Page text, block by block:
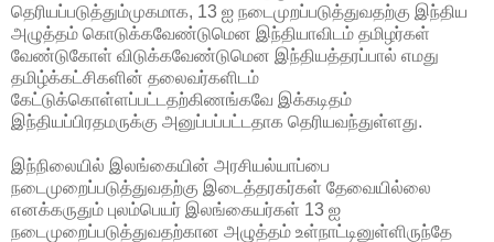
தெரியப்படுத்தும்முகமாக, 13 ஐ நடைமுறப்படுத்துவதற்கு இந்திய
அழுத்தம் கொடுக்கவேண்டுமென இந்தியாவிடம் தமிழர்கள்
வேண்டுகோள் விடுக்கவேண்டுமென இந்தியத்தரப்பால் எமது
தமிழ்க்கட்சிகளின் தலைவர்களிடம்
கேட்டுக்கொள்ளப்பட்டதற்கிணங்கவே இக்கடிதம்
இந்தியப்பிரதமருக்கு அனுப்பப்பட்டதாக தெரியவந்துள்ளது.
இந்நிலையில் இலங்கையின் அரசியல்யாப்பை
நடைமுறைப்படுத்துவதற்கு இடைத்தரகர்கள் தேவையில்லை
எனக்கருதும் புலம்பெயர் இலங்கையர்கள் 13 ஐ
நடைமுறைப்படுத்துவதற்கான அழுத்தம் உள்நாட்டினுள்ளிருந்தே